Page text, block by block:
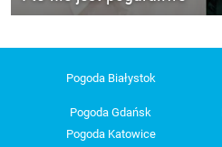
Pogoda Białystok
Pogoda Gdańsk
Pogoda Katowice